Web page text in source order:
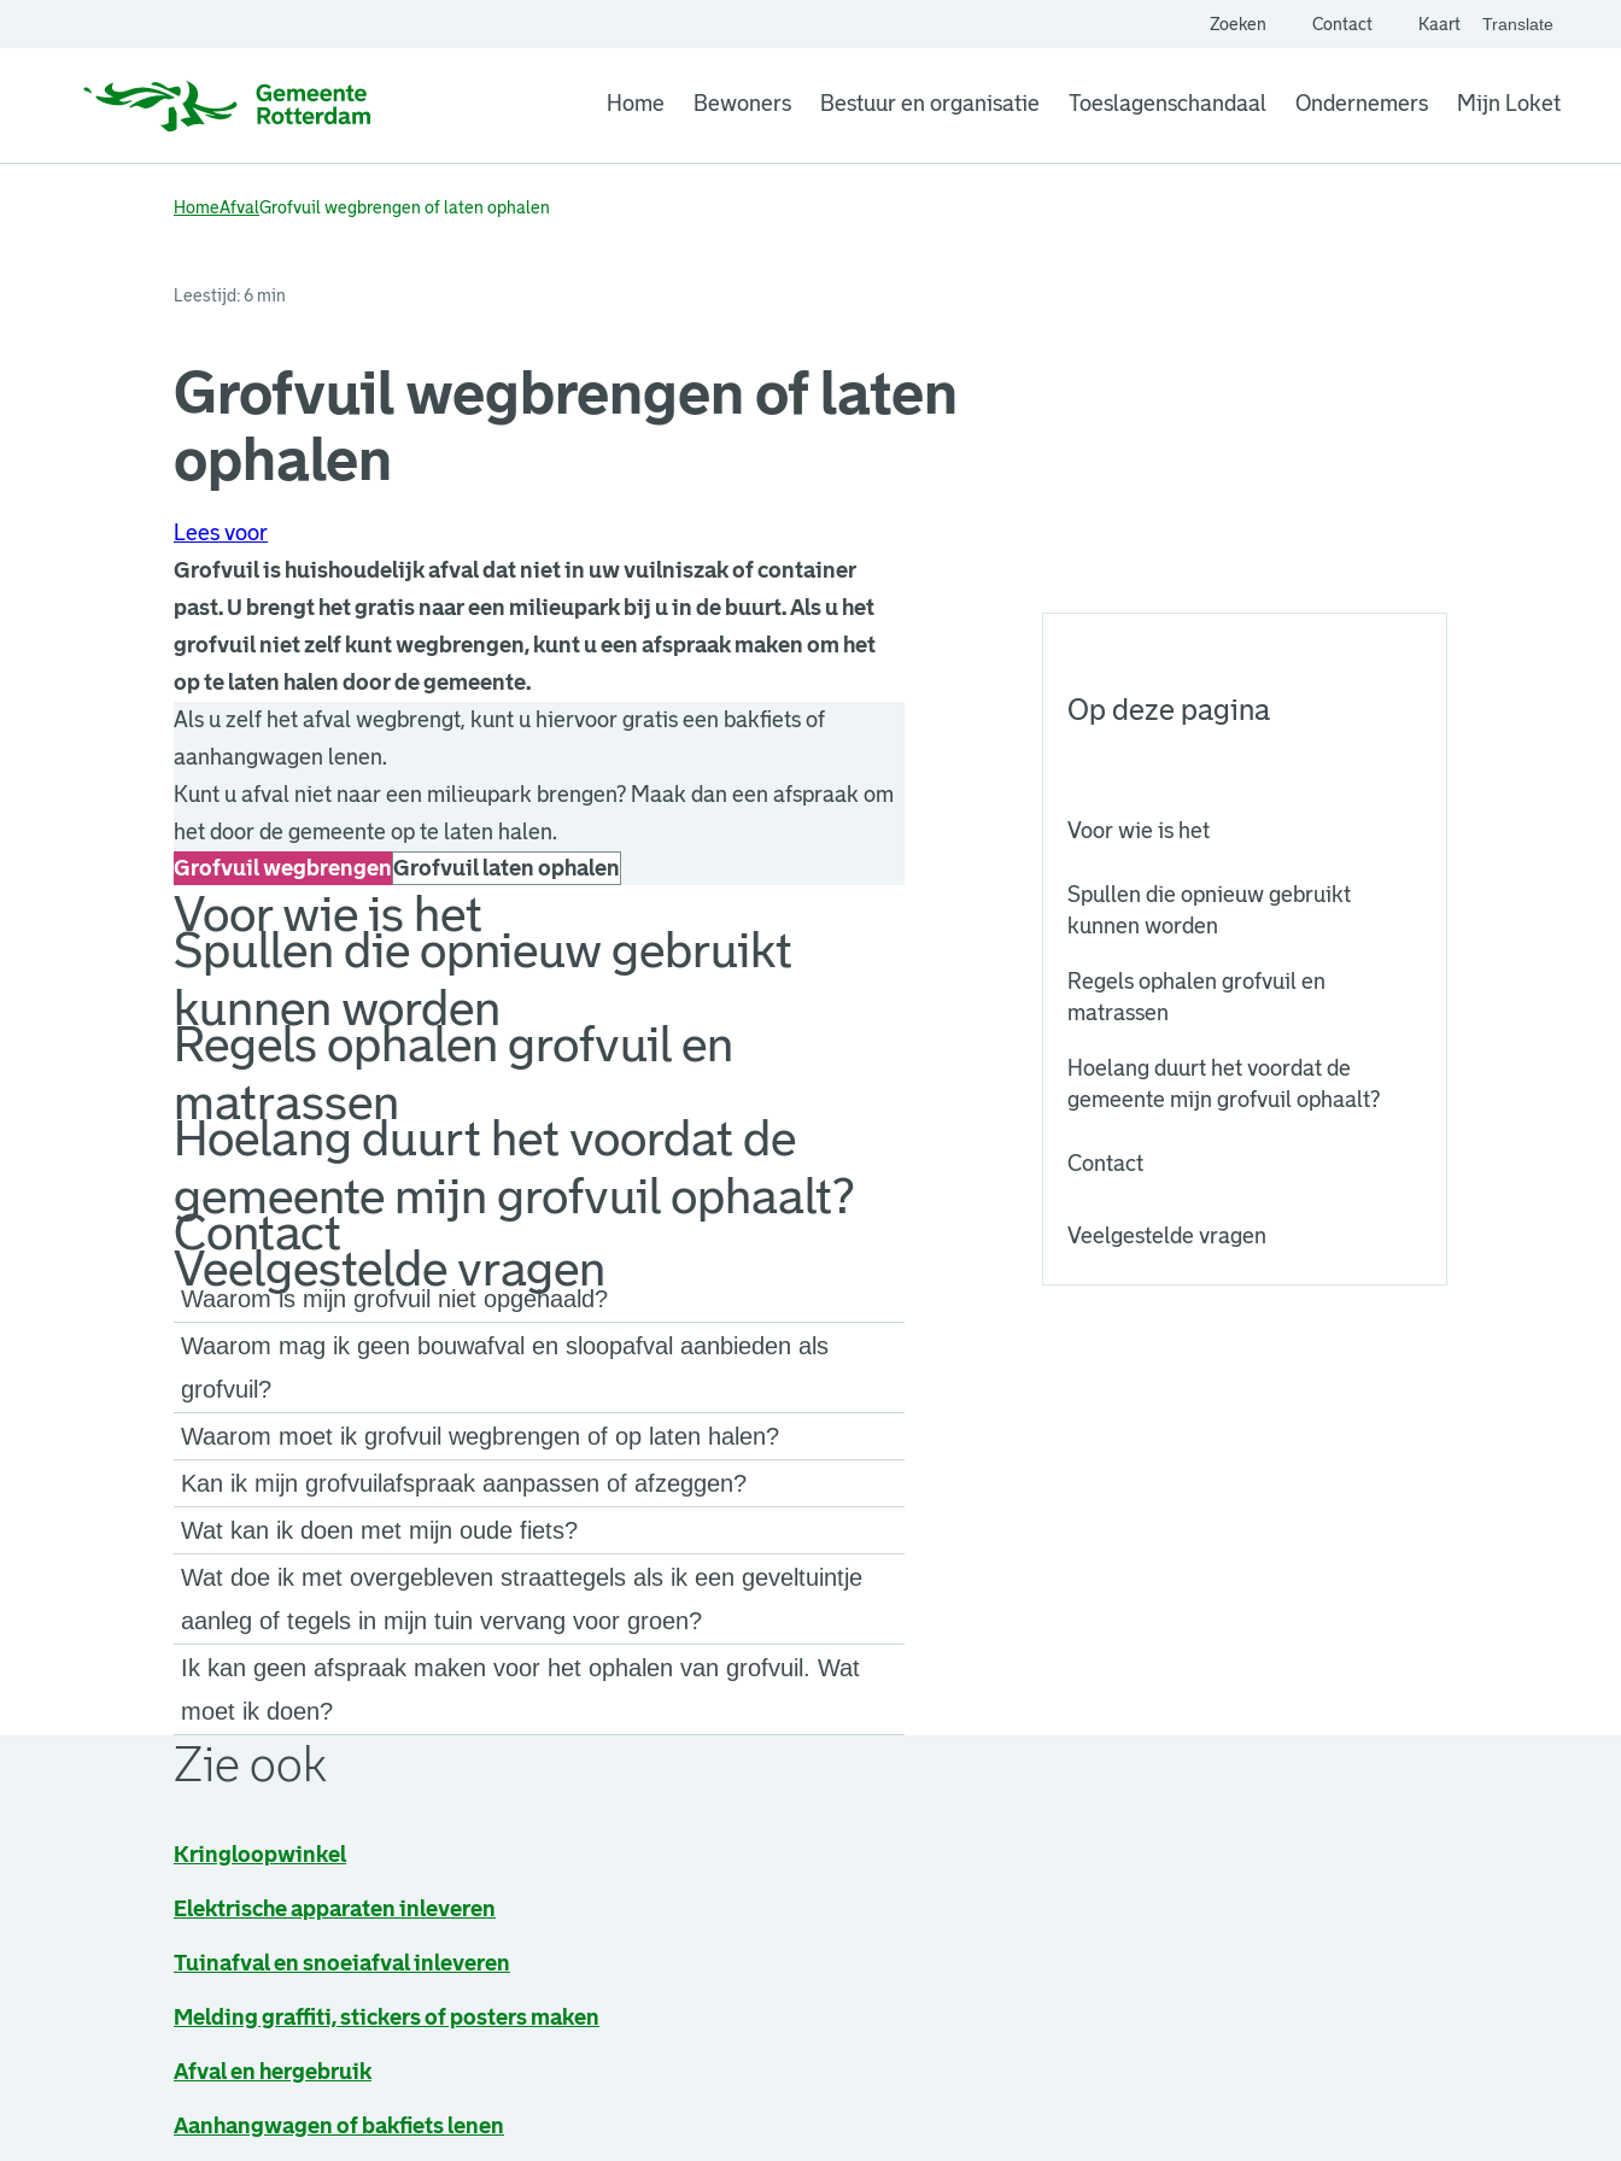
Zoeken Contact Kaart
. Link opent een
Translate
website,
Vertaal
Home Bewoners Bestuur en organisatie Toeslagenschandaal Ondernemers Mijn Loket
. Link opent een
HomeAfvalGrofvuil wegbrengen of laten ophalen
Leestijd: 6 min
Grofvuil wegbrengen of laten
ophalen
Lees voor
Op deze pagina
Voor wie is het
Spullen die opnieuw gebruikt
kunnen worden
Regels ophalen grofvuil en
matrassen
Hoelang duurt het voordat de
gemeente mijn grofvuil ophaalt?
Contact
Veelgestelde vragen
Grofvuil is huishoudelijk afval dat niet in uw vuilniszak of container
past. U brengt het gratis naar een milieupark bij u in de buurt. Als u het
grofvuil niet zelf kunt wegbrengen, kunt u een afspraak maken om het
op te laten halen door de gemeente.
Als u zelf het afval wegbrengt, kunt u hiervoor gratis een bakfiets of
aanhangwagen lenen.
Kunt u afval niet naar een milieupark brengen? Maak dan een afspraak om
het door de gemeente op te laten halen.
Grofvuil wegbrengenGrofvuil laten ophalen
Voor wie is het
Spullen die opnieuw gebruikt
kunnen worden
Regels ophalen grofvuil en
matrassen
Hoelang duurt het voordat de
gemeente mijn grofvuil ophaalt?
Contact
Veelgestelde vragen
Waarom is mijn grofvuil niet opgehaald?
Waarom mag ik geen bouwafval en sloopafval aanbieden als
grofvuil?
Waarom moet ik grofvuil wegbrengen of op laten halen?
Kan ik mijn grofvuilafspraak aanpassen of afzeggen?
Wat kan ik doen met mijn oude fiets?
Wat doe ik met overgebleven straattegels als ik een geveltuintje
aanleg of tegels in mijn tuin vervang voor groen?
Ik kan geen afspraak maken voor het ophalen van grofvuil. Wat
moet ik doen?
Zie ook
Kringloopwinkel
Elektrische apparaten inleveren
Tuinafval en snoeiafval inleveren
Melding graffiti, stickers of posters maken
Afval en hergebruik
Aanhangwagen of bakfiets lenen